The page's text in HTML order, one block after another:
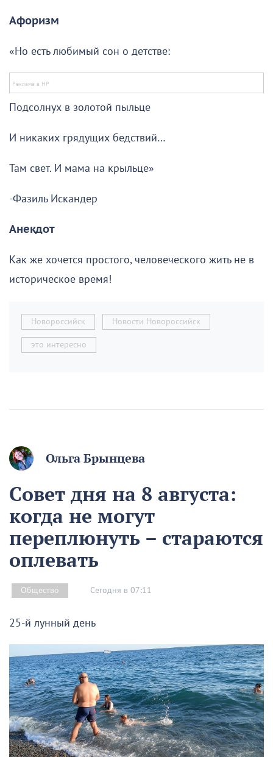
Афоризм
«Но есть любимый сон о детстве:
Подсолнух в золотой пыльце
И никаких грядущих бедствий…
Там свет. И мама на крыльце»
-Фазиль Искандер
Анекдот
Как же хочется простого, человеческого жить не в
историческое время!
Новороссийск Новости Новороссийск
это интересно
Ольга Брынцева
Совет дня на 8 августа:
когда не могут
переплюнуть – стараются
оплевать
Общество Сегодня в 07:11
25-й лунный день